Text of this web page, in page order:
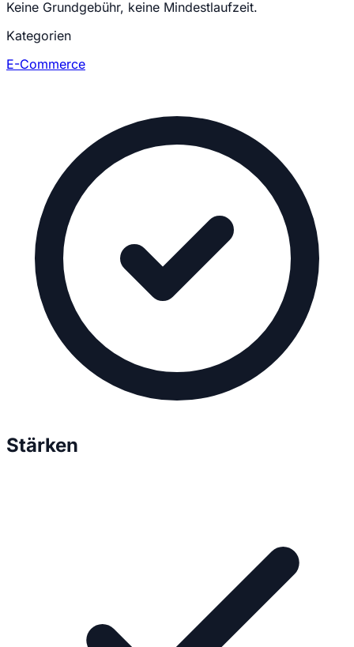
Keine Grundgebühr, keine Mindestlaufzeit.
Kategorien
E-Commerce
Stärken